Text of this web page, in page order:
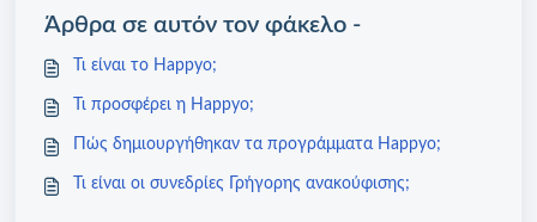
Άρθρα σε αυτόν τον φάκελο -
Τι είναι το Happyo;
Τι προσφέρει η Happyo;
Πώς δημιουργήθηκαν τα προγράμματα Happyo;
Τι είναι οι συνεδρίες Γρήγορης ανακούφισης;